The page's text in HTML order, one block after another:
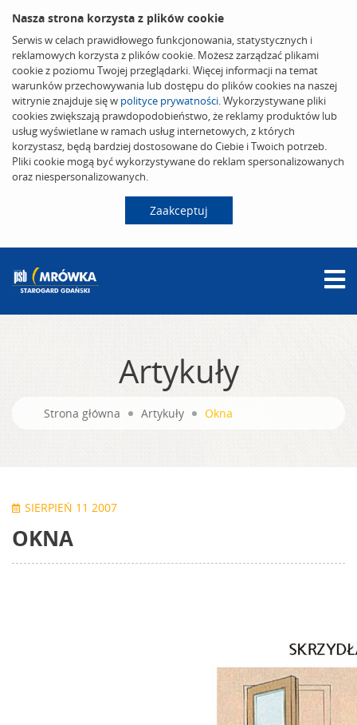
Nasza strona korzysta z plików cookie
Serwis w celach prawidłowego funkcjonowania, statystycznych i
reklamowych korzysta z plików cookie. Możesz zarządzać plikami
cookie z poziomu Twojej przeglądarki. Więcej informacji na temat
warunków przechowywania lub dostępu do plików cookies na naszej
witrynie znajduje się w polityce prywatności. Wykorzystywane pliki
cookies zwiększają prawdopodobieństwo, że reklamy produktów lub
usług wyświetlane w ramach usług internetowych, z których
korzystasz, będą bardziej dostosowane do Ciebie i Twoich potrzeb.
Pliki cookie mogą być wykorzystywane do reklam spersonalizowanych
oraz niespersonalizowanych.
Zaakceptuj
Artykuły
Strona główna Artykuły Okna
SIERPIEŃ 11 2007
OKNA